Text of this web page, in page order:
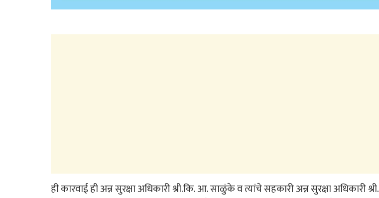
ही कारवाई ही अन्न सुरक्षा अधिकारी श्री.कि. आ. साळुंके व त्यांचे सहकारी अन्न सुरक्षा अधिकारी श्री.